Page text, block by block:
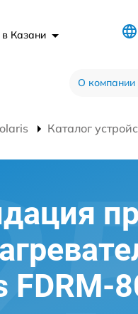
в Казани
О компании
Каталог
FDRM-